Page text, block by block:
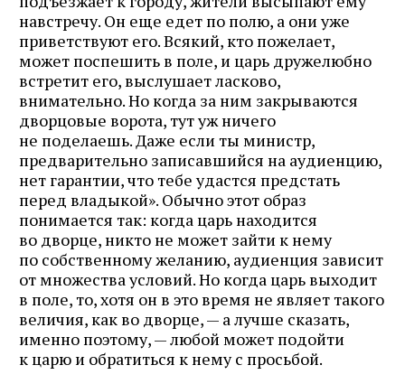
навстречу. Он еще едет по полю, а они уже
приветствуют его. Всякий, кто пожелает,
может поспешить в поле, и царь дружелюбно
встретит его, выслушает ласково,
внимательно. Но когда за ним закрываются
дворцовые ворота, тут уж ничего
не поделаешь. Даже если ты министр,
предварительно записавшийся на аудиенцию,
нет гарантии, что тебе удастся предстать
перед владыкой». Обычно этот образ
понимается так: когда царь находится
во дворце, никто не может зайти к нему
по собственному желанию, аудиенция зависит
от множества условий. Но когда царь выходит
в поле, то, хотя он в это время не являет такого
величия, как во дворце, — а лучше сказать,
именно поэтому, — любой может подойти
к царю и обратиться к нему с просьбой.